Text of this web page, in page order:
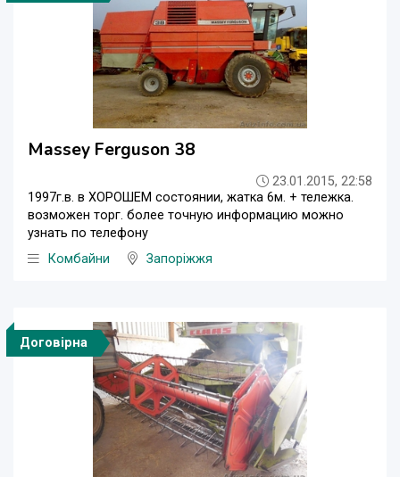
Massey Ferguson 38
23.01.2015, 22:58
1997г.в. в ХОРОШЕМ состоянии, жатка 6м. + тележка.
возможен торг. более точную информацию можно
узнать по телефону
Комбайни
Запоріжжя
Договірна